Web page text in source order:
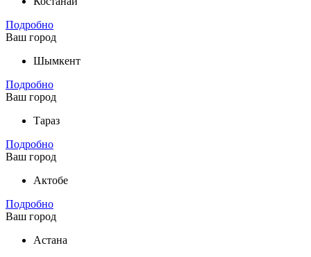
Подробно
Ваш город
Шымкент
Подробно
Ваш город
Тараз
Подробно
Ваш город
Актобе
Подробно
Ваш город
Астана